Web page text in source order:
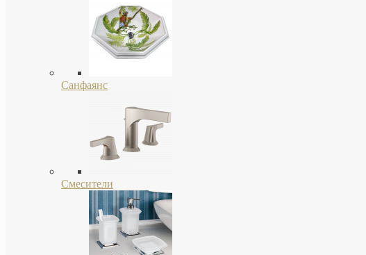
Санфаянс
Смесители